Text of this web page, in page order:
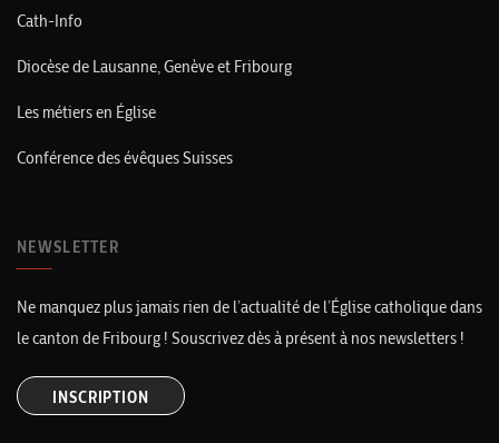
Cath-Info
Diocèse de Lausanne, Genève et Fribourg
Les métiers en Église
Conférence des évêques Suisses
NEWSLETTER
Ne manquez plus jamais rien de l’actualité de l’Église catholique dans
le canton de Fribourg ! Souscrivez dès à présent à nos newsletters !
INSCRIPTION